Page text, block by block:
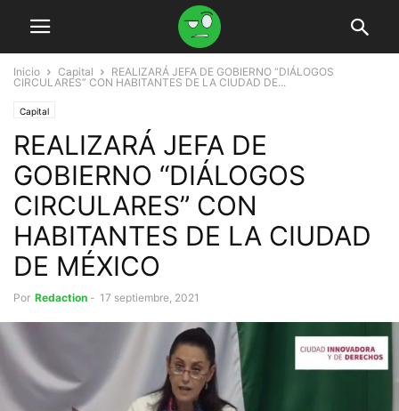
Inicio Capital
REALIZARÁ JEFA DE GOBIERNO “DIÁLOGOS
CIRCULARES” CON HABITANTES DE LA CIUDAD DE...
Capital
REALIZARÁ JEFA DE
GOBIERNO “DIÁLOGOS
CIRCULARES” CON
HABITANTES DE LA CIUDAD
DE MÉXICO
Por Redaction - 17 septiembre, 2021